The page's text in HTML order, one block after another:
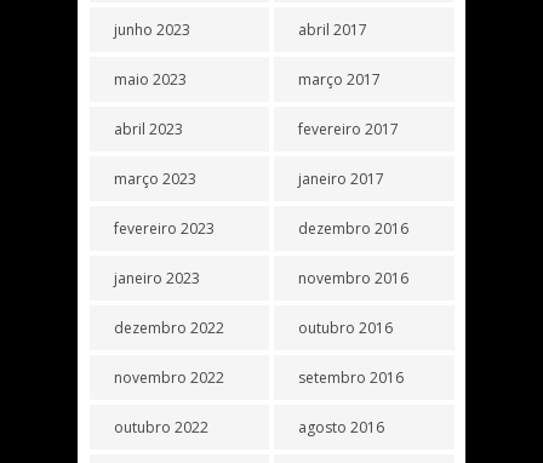
junho 2023
maio 2023
abril 2023
março 2023
fevereiro 2023
janeiro 2023
dezembro 2022
novembro 2022
outubro 2022
abril 2017
março 2017
fevereiro 2017
janeiro 2017
dezembro 2016
novembro 2016
outubro 2016
setembro 2016
agosto 2016